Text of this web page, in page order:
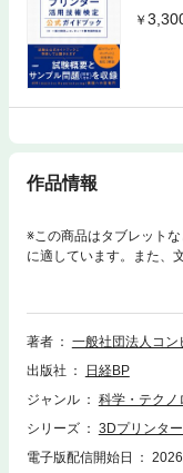
作品情報
※この商品はタブレット
に適しています。また、
ト、検索、辞書の参照、
おいて「3Dプリンター
ターには複数の異なる造
る形状・精度、使いこな
ためには不可欠だ。 「
ュータ教育振興協会）は
リンター活用技術検定試
主目的として作成された
著者
一般社団法人コ
出版社
日経BP
ジャンル
科学・テクノ
シリーズ
3Dプリンタ
電子版配信開始日